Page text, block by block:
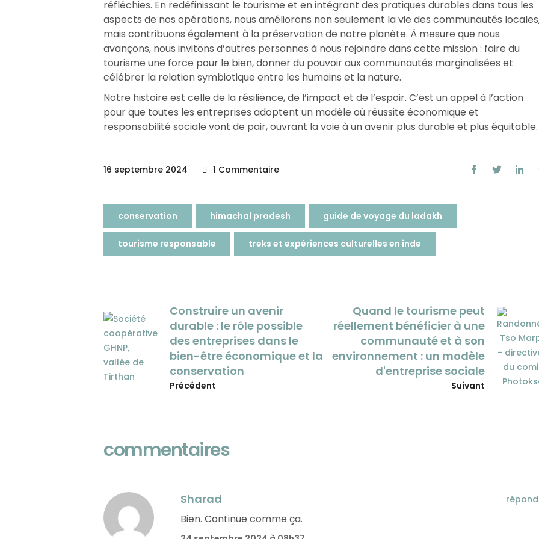
réfléchies. En redéfinissant le tourisme et en intégrant des pratiques durables dans tous les
aspects de nos opérations, nous améliorons non seulement la vie des communautés
mais contribuons également à la préservation de notre planète. À mesure que nous
avançons, nous invitons d’autres personnes à nous rejoindre dans cette mission : faire du
tourisme une force pour le bien, donner du pouvoir aux communautés marginalisées et
célébrer la relation symbiotique entre les humains et la nature.
Notre histoire est celle de la résilience, de l’impact et de l’espoir. C’est un appel à l’action
pour que toutes les entreprises adoptent un modèle où réussite économique et
responsabilité sociale vont de pair, ouvrant la voie à un avenir plus durable et plus équitable.
16 septembre 2024 1 Commentaire
conservation himachal pradesh guide de voyage du ladakh
tourisme responsable treks et expériences culturelles en inde
Construire un avenir
durable : le rôle possible
des entreprises dans le
bien-être économique et la
conservation
Précédent
Quand le tourisme peut
réellement bénéficier à une
communauté et à son
environnement : un modèle
d'entreprise sociale
Suivant
commentaires
Sharad
Bien. Continue comme ça.